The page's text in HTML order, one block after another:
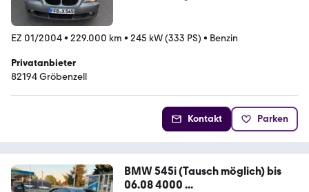
EZ 01/2004• 229.000 km • 245 kW (333 PS) • Benzin
Privatanbieter
82194 Gröbenzell
Kontakt Parken
BMW 545i (Tausch möglich) bis
06.08 4000 ...